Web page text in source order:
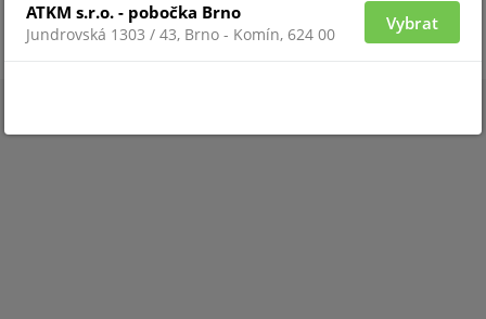
ATKM s.r.o. - pobočka Brno
Jundrovská 1303 / 43, Brno - Komín, 624 00
Vybrat